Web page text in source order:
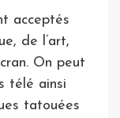
acceptés
de l’art,
On peut
télé ainsi
tatouées